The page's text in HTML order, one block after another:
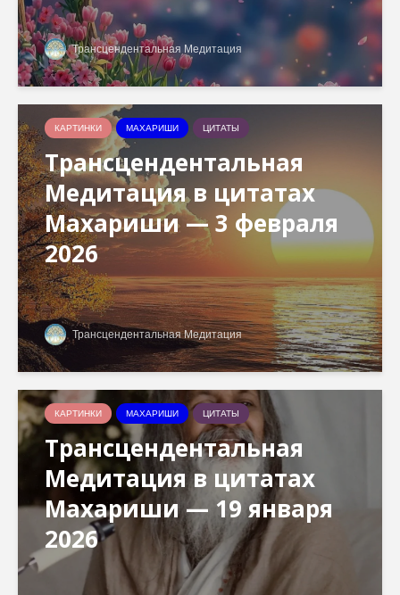
Трансцендентальная Медитация
КАРТИНКИ МАХАРИШИ ЦИТАТЫ
Трансцендентальная
Медитация в цитатах
Махариши — 3 февраля
2026
Трансцендентальная Медитация
КАРТИНКИ МАХАРИШИ ЦИТАТЫ
Трансцендентальная
Медитация в цитатах
Махариши — 19 января
2026